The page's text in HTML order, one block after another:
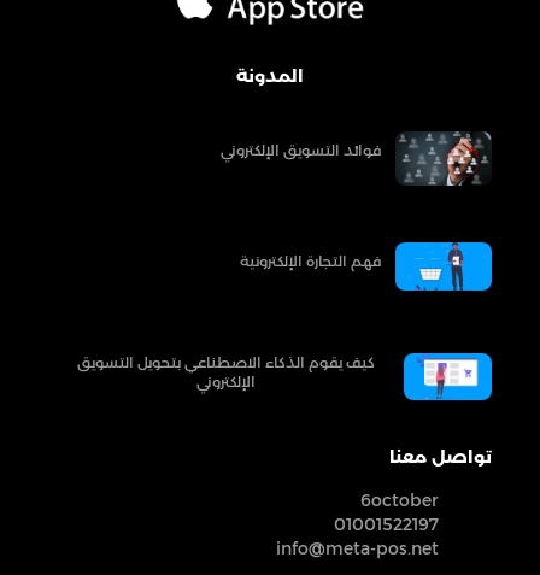
المدونة
فوائد التسويق الإلكتروني
فهم التجارة الإلكترونية
كيف يقوم الذكاء الاصطناعي بتحويل التسويق
الإلكتروني
تواصل معنا
6october
01001522197
info@meta-pos.net